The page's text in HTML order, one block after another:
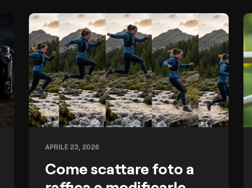
APRILE 23, 2026
Come scattare foto a